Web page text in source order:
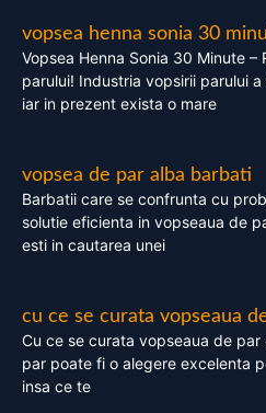
vopsea henna sonia 30
Vopsea Henna Sonia 30 Minute
parului! Industria vopsirii parului
iar in prezent exista o mare
vopsea de par alba barbati
Barbatii care se confrunta cu
solutie eficienta in vopseaua de
esti in cautarea unei
cu ce se curata vopseaua
Cu ce se curata vopseaua de
par poate fi o alegere excelenta
insa ce te